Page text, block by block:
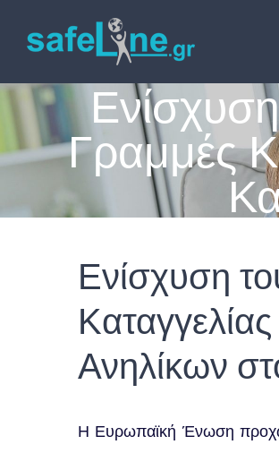
content
Γραμμές
Ενίσχυση
Ανηλίκων
Η Ευρωπαϊκή Ένωση